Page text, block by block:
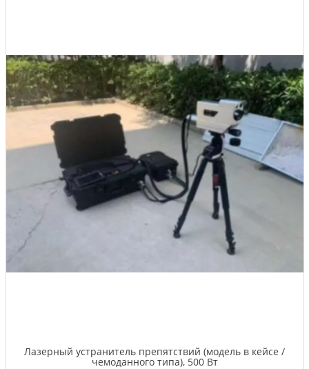
Лазерный устранитель препятствий (модель в кейсе /
чемоданного типа), 500 Вт